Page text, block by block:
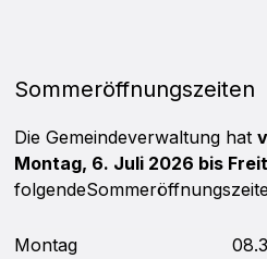
Sommeröffnungszeiten
Die Gemeindeverwaltung hat
Montag, 6. Juli 2026 bis
folgendeSommerö
Montag